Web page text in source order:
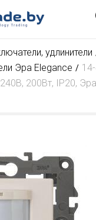
удлинители
Эра Elegance
200Вт, IP20,